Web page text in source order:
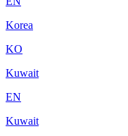
Korea
KO
Kuwait
EN
Kuwait